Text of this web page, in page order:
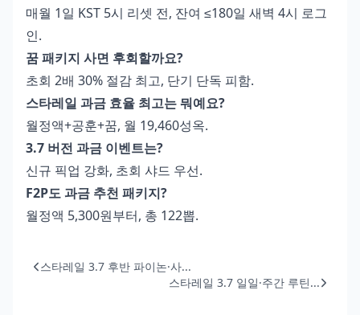
매월 1일 KST 5시 리셋 전, 잔여 ≤180일 새벽 4시 로그
인.
꿈 패키지 사면 후회할까요?
초회 2배 30% 절감 최고, 단기 단독 피함.
스타레일 과금 효율 최고는 뭐예요?
월정액+공훈+꿈, 월 19,460성옥.
3.7 버전 과금 이벤트는?
신규 픽업 강화, 초회 샤드 우선.
F2P도 과금 추천 패키지?
월정액 5,300원부터, 총 122뽑.
스타레일 3.7 후반 파이논·사...
스타레일 3.7 일일·주간 루틴...